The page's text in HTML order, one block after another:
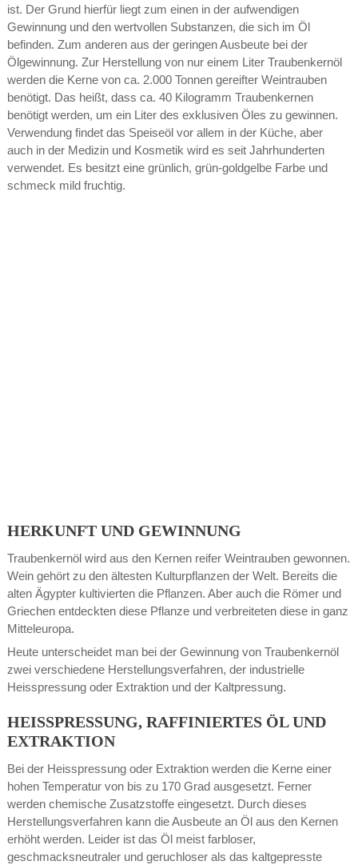
ist. Der Grund hierfür liegt zum einen in der aufwendigen
Gewinnung und den wertvollen Substanzen, die sich im Öl
befinden. Zum anderen aus der geringen Ausbeute bei der
Ölgewinnung. Zur Herstellung von nur einem Liter Traubenkernöl
werden die Kerne von ca. 2.000 Tonnen gereifter Weintrauben
benötigt. Das heißt, dass ca. 40 Kilogramm Traubenkernen
benötigt werden, um ein Liter des exklusiven Öles zu gewinnen.
Verwendung findet das Speiseöl vor allem in der Küche, aber
auch in der Medizin und Kosmetik wird es seit Jahrhunderten
verwendet. Es besitzt eine grünlich, grün-goldgelbe Farbe und
schmeck mild fruchtig.
HERKUNFT UND GEWINNUNG
Traubenkernöl wird aus den Kernen reifer Weintrauben gewonnen.
Wein gehört zu den ältesten Kulturpflanzen der Welt. Bereits die
alten Ägypter kultivierten die Pflanzen. Aber auch die Römer und
Griechen entdeckten diese Pflanze und verbreiteten diese in ganz
Mitteleuropa.
Heute unterscheidet man bei der Gewinnung von Traubenkernöl
zwei verschiedene Herstellungsverfahren, der industrielle
Heisspressung oder Extraktion und der Kaltpressung.
HEISSPRESSUNG, RAFFINIERTES ÖL UND
EXTRAKTION
Bei der Heisspressung oder Extraktion werden die Kerne einer
hohen Temperatur von bis zu 170 Grad ausgesetzt. Ferner
werden chemische Zusatzstoffe eingesetzt. Durch dieses
Herstellungsverfahren kann die Ausbeute an Öl aus den Kernen
erhöht werden. Leider ist das Öl meist farbloser,
geschmacksneutraler und geruchloser als das kaltgepresste